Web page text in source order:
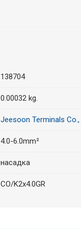
138704
0.00032 kg.
Jeesoon Terminals
4.0-6.0mm²
насадка
CO/K2x4.0GR